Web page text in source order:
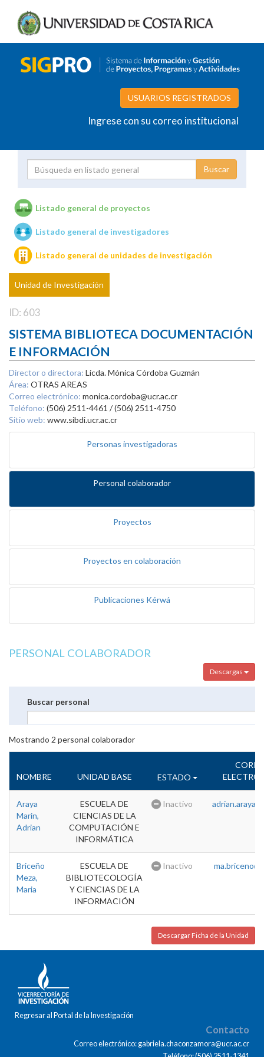
USUARIOS REGISTRADOS
Ingrese con su correo institucional
Unidades de investigación
Listado general de proyectos
Listado general de investigadores
Listado general de unidades de investigación
Unidad de Investigación
ID: 603
SISTEMA BIBLIOTECA DOCUMENTACIÓN
E INFORMACIÓN
Director o directora: Licda. Mónica Córdoba Guzmán
Área: OTRAS AREAS
Correo electrónico: monica.cordoba@ucr.ac.cr
Teléfono: (506) 2511-4461 / (506) 2511-4750
Sitio web: www.sibdi.ucr.ac.cr
Personas investigadoras
Personal colaborador
Proyectos
Proyectos en colaboración
Publicaciones Kérwá
PERSONAL COLABORADOR
Descargas
Buscar personal
Mostrando 2 personal colaborador
NOMBRE UNIDAD BASE ESTADO
Araya
Marin,
Adrian
ESCUELA DE
CIENCIAS DE LA
COMPUTACIÓN E
INFORMÁTICA
Inactivo
Briceño
Meza,
Maria
ESCUELA DE
BIBLIOTECOLOGÍA
Y CIENCIAS DE LA
INFORMACIÓN
Inactivo
Descargar Ficha de la Unidad
Regresar al Portal de la Investigación
Contacto
Correo electrónico: gabriela.chaconzamora@ucr.ac.cr